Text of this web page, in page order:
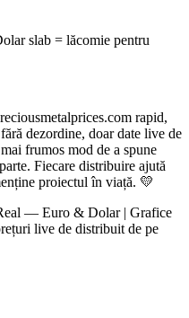
slab = lăcomie pentru
rapid,
dezordine, doar date live de
frumos mod de a spune
Fiecare distribuire ajută
proiectul în viață. 💛